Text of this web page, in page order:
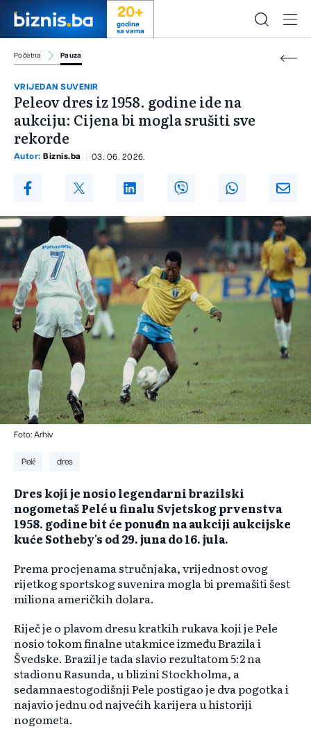
20+
godina
sa vama
Početna Pauza
VRIJEDAN SUVENIR
Peleov dres iz 1958. godine ide na
aukciju: Cijena bi mogla srušiti sve
rekorde
Autor: Biznis.ba 03. 06. 2026.
Foto: Arhiv
Pelé dres
Dres koji je nosio legendarni brazilski
nogometaš Pelé u finalu Svjetskog prvenstva
1958. godine bit će ponuđen na aukciji aukcijske
kuće Sotheby's od 29. juna do 16. jula.
Prema procjenama stručnjaka, vrijednost ovog
rijetkog sportskog suvenira mogla bi premašiti šest
miliona američkih dolara.
Riječ je o plavom dresu kratkih rukava koji je Pele
nosio tokom finalne utakmice između Brazila i
Švedske. Brazil je tada slavio rezultatom 5:2 na
stadionu Rasunda, u blizini Stockholma, a
sedamnaestogodišnji Pele postigao je dva pogotka i
najavio jednu od najvećih karijera u historiji
nogometa.